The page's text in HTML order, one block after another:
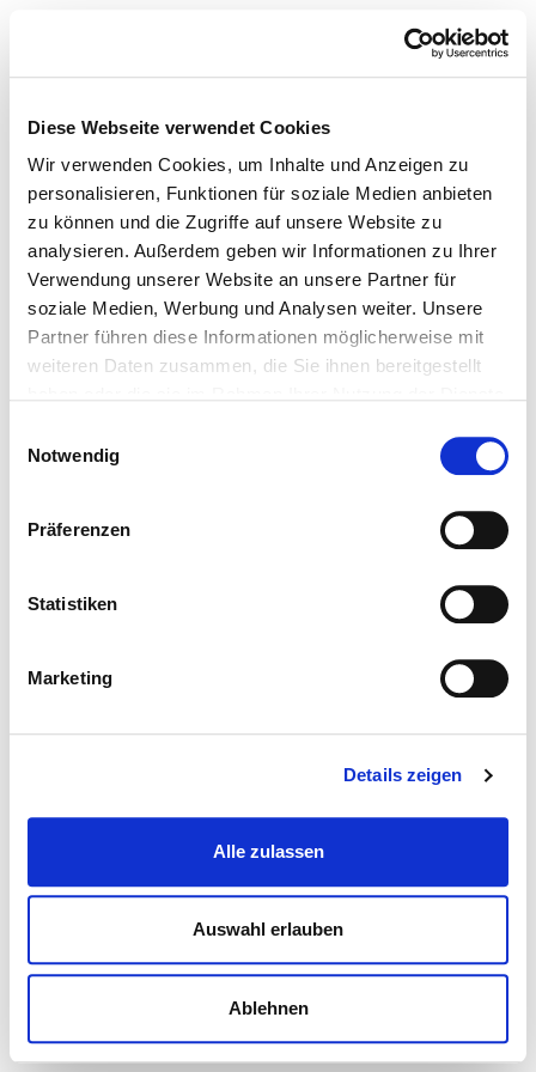
Diese Webseite verwendet Cookies
Wir verwenden Cookies, um Inhalte und Anzeigen zu
personalisieren, Funktionen für soziale Medien anbieten
zu können und die Zugriffe auf unsere Website zu
analysieren. Außerdem geben wir Informationen zu Ihrer
Verwendung unserer Website an unsere Partner für
soziale Medien, Werbung und Analysen weiter. Unsere
Partner führen diese Informationen möglicherweise mit
weiteren Daten zusammen, die Sie ihnen bereitgestellt
Notwendig
Präferenzen
Statistiken
Marketing
Details zeigen
Alle zulassen
Auswahl erlauben
Ablehnen